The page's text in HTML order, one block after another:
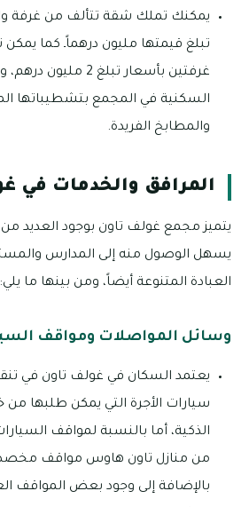
يمكنك تملك شقة تتألف من غرفة
تبلغ قيمتها مليون درهماًـ كما
غرفتين بأسعار تبلغ 2
السكنية في المجمع بتشطيباتها
والمطابخ الفريدة.
المرافق والخدمات في
يتميز مجمع غولف تاون بوجود العديد من
يسهل الوصول منه إلى المدارس
العبادة المتنوعة أيضاً، ومن بينها ما يلي:
وسائل المواصلات ومواقف
يعتمد السكان في غولف تاون في
سيارات الأجرة التي يمكن طلبها من
الذكية، أما بالنسبة لمواقف
من منازل تاون هاوس مواقف
بالإضافة إلى وجود بعض المواقف